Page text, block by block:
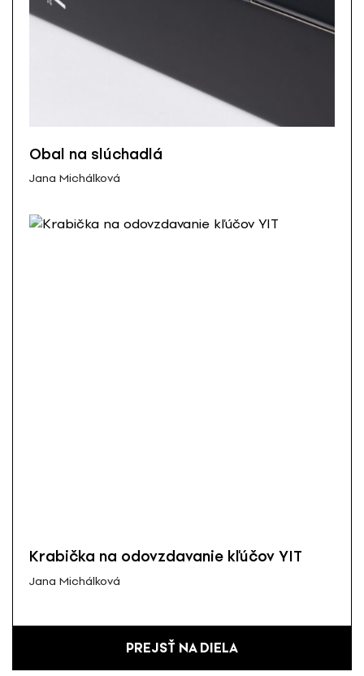
Obal na slúchadlá
Jana Michálková
Krabička na odovzdavanie kľúčov YIT
Jana Michálková
PREJSŤ NA DIELA